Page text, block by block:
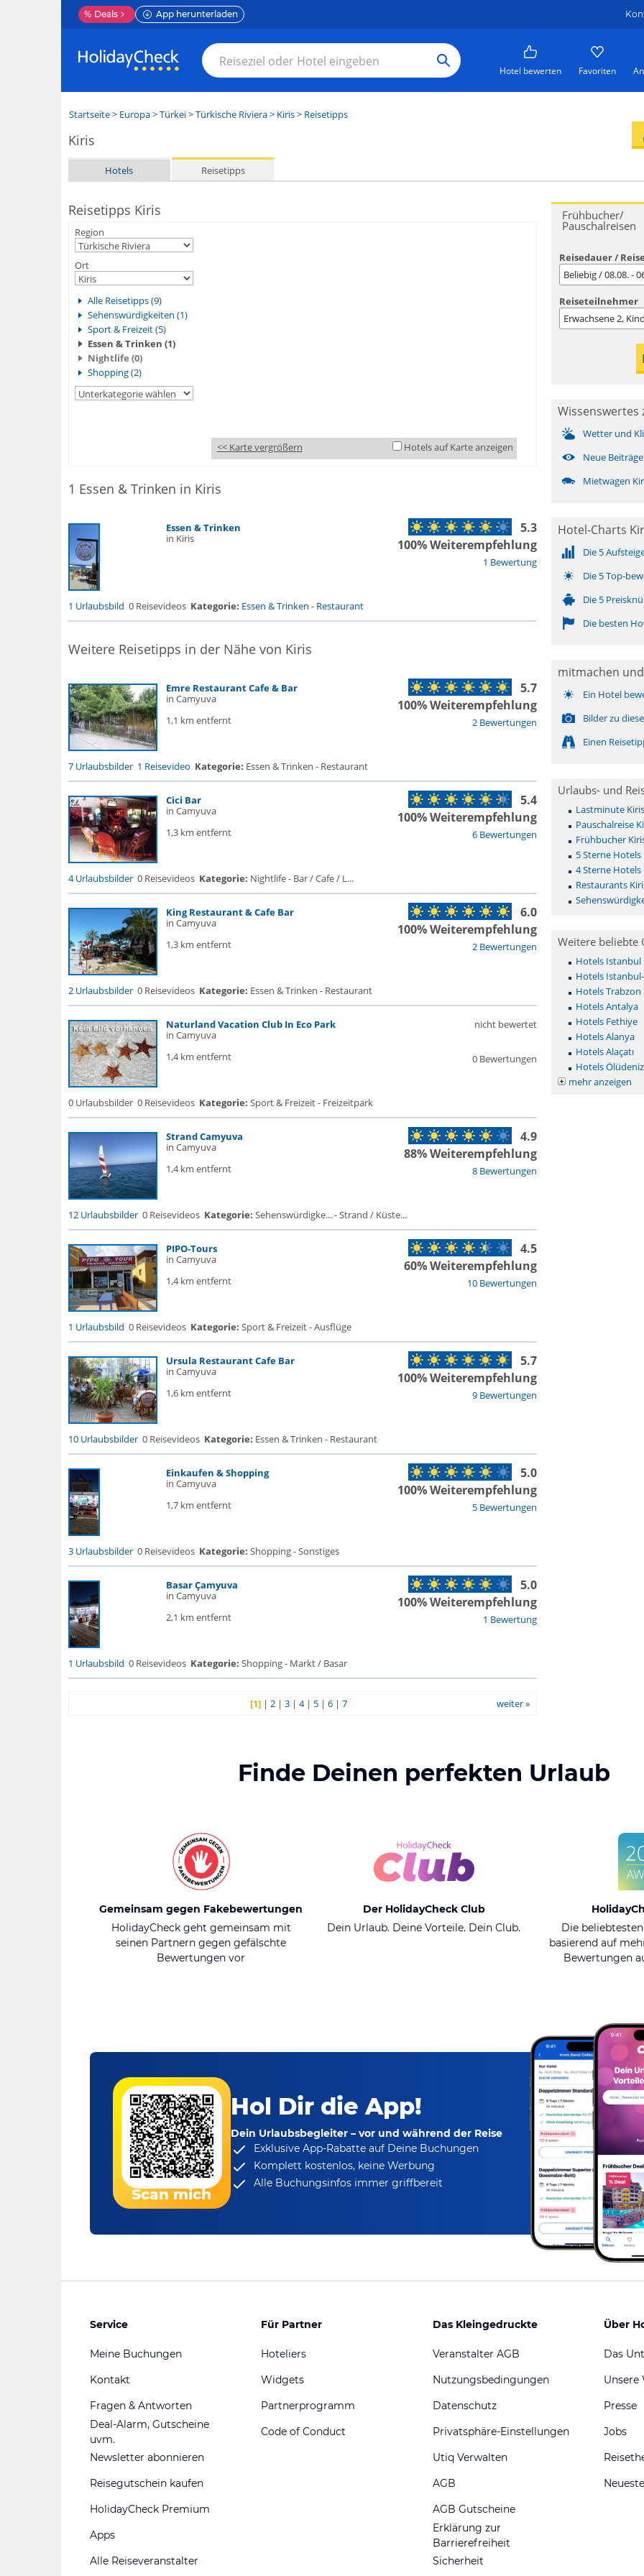
% Deals App herunterladen
Hotel bewerten Favoriten
Startseite> Europa>Türkei>Türkische Riviera> Kiris> Reisetipps
Kiris
Hotels Reisetipps
Reisetipps Kiris
Region
Ort
Alle Reisetipps (9)
Sehenswürdigkeiten (1)
Sport & Freizeit (5)
Essen & Trinken (1)
Nightlife (0)
Shopping (2)
<< Karte vergrößern Hotels auf Karte anzeigen
1 Essen & Trinken in Kiris
Essen & Trinken
in Kiris
1 Bewertung
5.3
100% Weiterempfehlung
1 Urlaubsbild 0 Reisevideos Kategorie: Essen & Trinken - Restaurant
Weitere Reisetipps in der Nähe von Kiris
Emre Restaurant Cafe & Bar
in Camyuva
1,1 km entfernt
2 Bewertungen
5.7
100% Weiterempfehlung
7 Urlaubsbilder 1 Reisevideo Kategorie: Essen & Trinken - Restaurant
Cici Bar
in Camyuva
1,3 km entfernt
6 Bewertungen
5.4
100% Weiterempfehlung
4 Urlaubsbilder 0 Reisevideos Kategorie: Nightlife - Bar / Cafe / L...
King Restaurant & Cafe Bar
in Camyuva
1,3 km entfernt
2 Bewertungen
6.0
100% Weiterempfehlung
2 Urlaubsbilder 0 Reisevideos Kategorie: Essen & Trinken - Restaurant
Naturland Vacation Club In Eco Park
in Camyuva
1,4 km entfernt
0 Bewertungen
nicht bewertet
0 Urlaubsbilder 0 Reisevideos Kategorie: Sport & Freizeit - Freizeitpark
Strand Camyuva
in Camyuva
1,4 km entfernt
8 Bewertungen
4.9
88% Weiterempfehlung
12 Urlaubsbilder 0 Reisevideos Kategorie: Sehenswürdigke... - Strand / Küste...
PIPO-Tours
in Camyuva
1,4 km entfernt
10 Bewertungen
4.5
60% Weiterempfehlung
1 Urlaubsbild 0 Reisevideos Kategorie: Sport & Freizeit - Ausflüge
Ursula Restaurant Cafe Bar
in Camyuva
1,6 km entfernt
9 Bewertungen
5.7
100% Weiterempfehlung
10 Urlaubsbilder 0 Reisevideos Kategorie: Essen & Trinken - Restaurant
Einkaufen & Shopping
in Camyuva
1,7 km entfernt
5 Bewertungen
5.0
100% Weiterempfehlung
3 Urlaubsbilder 0 Reisevideos Kategorie: Shopping - Sonstiges
Basar Çamyuva
in Camyuva
2,1 km entfernt
1 Bewertung
5.0
100% Weiterempfehlung
1 Urlaubsbild 0 Reisevideos Kategorie: Shopping - Markt / Basar
[1]| 2| 3| 4| 5| 6| 7 weiter »
Frühbucher/
Pauschalreisen
Reisedauer /
Beliebig / 08.08. -
Reiseteilnehmer
Erwachsene2,
Wissenswertes
Wetter und
Neue
Mietwagen
Hotel-Charts
Die 5
Die 5 Top-
Die 5
Die besten
mitmachen
Ein Hotel
Bilder zu
Einen
Urlaubs- und
Lastminute Kiris
Pauschalreise
Frühbucher
5 Sterne Hotels
4 Sterne Hotels
Restaurants
Weitere beliebte
Hotels Istanbul
Hotels
Hotels Trabzon
Hotels Antalya
Hotels Fethiye
Hotels Alanya
Hotels Alaçatı
Hotels Ölüdeniz
mehr anzeigen
Finde Deinen perfekten Urlaub
Gemeinsam gegen Fakebewertungen
HolidayCheck geht gemeinsam mit
seinen Partnern gegen gefälschte
Bewertungen vor
Der HolidayCheck Club
Dein Urlaub. Deine Vorteile. Dein Club.
Die
basierend auf
Bewertungen
Scan mich
Hol Dir die App!
Dein Urlaubsbegleiter – vor und während der Reise
Exklusive App-Rabatteauf Deine Buchungen
Komplett kostenlos, keine Werbung
Alle Buchungsinfos immer griffbereit
Service
Meine Buchungen
Kontakt
Fragen & Antworten
Deal-Alarm, Gutscheine
uvm.
Newsletter abonnieren
Reisegutschein kaufen
HolidayCheck Premium
Apps
Alle Reiseveranstalter
Für Partner
Hoteliers
Widgets
Partnerprogramm
Code of Conduct
Das Kleingedruckte
Veranstalter AGB
Nutzungsbedingungen
Datenschutz
Privatsphäre-Einstellungen
Utiq Verwalten
AGB
AGB Gutscheine
Erklärung zur
Barrierefreiheit
Sicherheit
Über
Das
Unsere
Presse
Jobs